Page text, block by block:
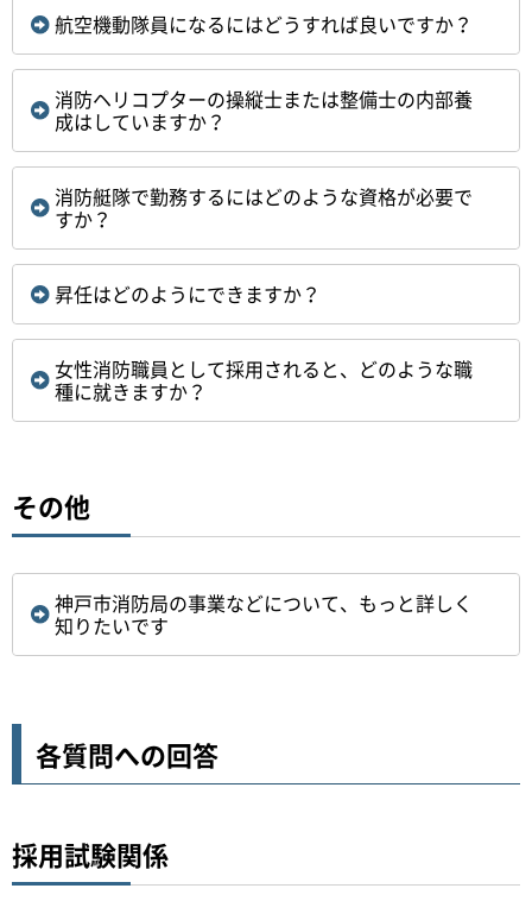
航空機動隊員になるにはどうすれば良いですか？
消防ヘリコプターの操縦士または整備士の内部養
成はしていますか？
消防艇隊で勤務するにはどのような資格が必要で
すか？
昇任はどのようにできますか？
女性消防職員として採用されると、どのような職
種に就きますか？
その他
神戸市消防局の事業などについて、もっと詳しく
知りたいです
各質問への回答
採用試験関係